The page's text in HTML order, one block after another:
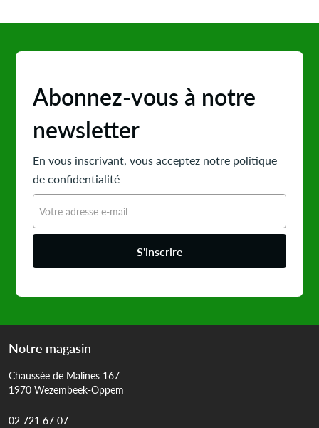
Abonnez-vous à notre
newsletter
En vous inscrivant, vous acceptez notre politique
de confidentialité
S'inscrire
Notre magasin
Chaussée de Malines 167
1970 Wezembeek-Oppem
02 721 67 07